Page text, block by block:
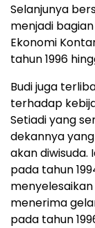
Selanjunya
menjadi
Ekonomi
tahun 1996
Budi juga
terhadap
Setiadi yang
dekannya
akan diwisuda.
pada tahun
menerima
pada tahun